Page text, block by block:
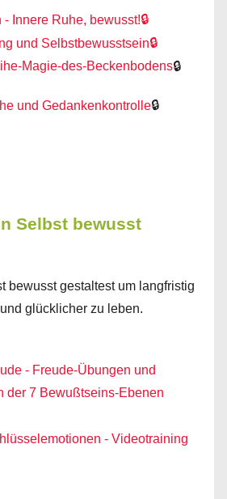
🔒
🔒
🔒
🔒
Selbst bewusst
bewusst gestaltest um langfristig
glücklicher zu leben.